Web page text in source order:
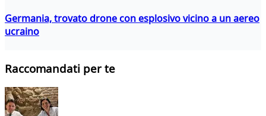
Germania, trovato drone con esplosivo vicino a un aereo
ucraino
Raccomandati per te